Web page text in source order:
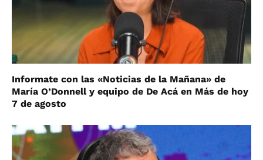
Informate con las «Noticias de la Mañana» de
María O’Donnell y equipo de De Acá en Más de hoy
7 de agosto